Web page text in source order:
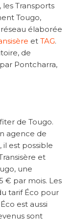
Transports
Tougo,
élaborée
et TAG.
de
Pontcharra,
de Tougo.
agence de
il est possible
et
une
€ par mois. Les
tarif Éco pour
est aussi
sont